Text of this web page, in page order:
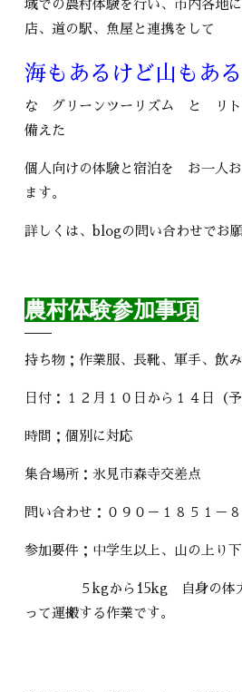
域での農村体験を行い、市内各地
店、道の駅、魚屋と連携をして
海もあるけど山もあ
な グリーンツーリズム と リト
備えた
個人向けの体験と宿泊を お一人
ます。
詳しくは、blogの問い合わせでお願
農村体験参加事項
持ち物；作業服、長靴、軍手、飲
日付：１２月１０日から１４日（予
時間；個別に対応
集合場所：氷見市森寺交差点
問い合わせ：０９０－１８５１－
参加要件；中学生以上、山の上り下
５kgから15kg 自身の体力
って運搬する作業です。